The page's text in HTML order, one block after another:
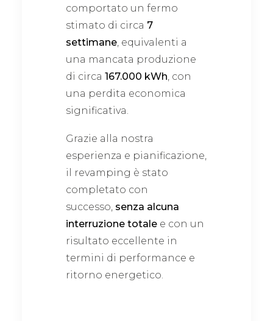
comportato un fermo
stimato di circa 7
settimane, equivalenti a
una mancata produzione
di circa 167.000 kWh, con
una perdita economica
significativa.
Grazie alla nostra
esperienza e pianificazione,
il revamping è stato
completato con
successo, senza alcuna
interruzione totale e con un
risultato eccellente in
termini di performance e
ritorno energetico.